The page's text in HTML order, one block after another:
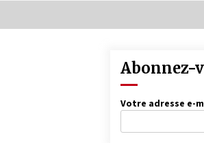
Abonnez-
Votre adresse e-